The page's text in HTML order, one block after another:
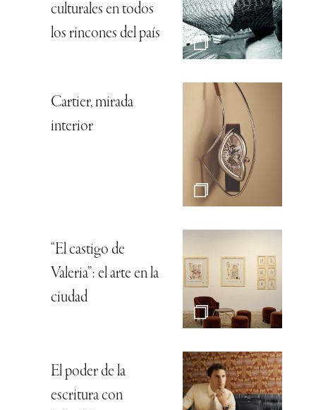
culturales en todos
los rincones del país
Cartier, mirada
interior
“El castigo de
Valeria”: el arte en la
ciudad
El poder de la
escritura con